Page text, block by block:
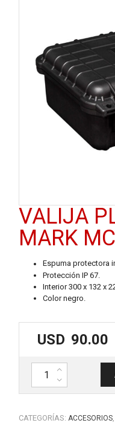
VALIJA
MARK
Espuma protectora
Protección IP 67.
Interior 300 x 132 x
Color negro.
USD 90.00
Valija plástica IP67.
CATEGORÍAS: ACCESORIOS